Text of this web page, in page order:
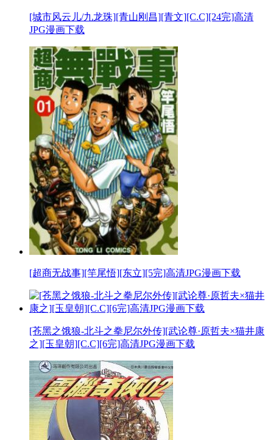
[城市风云儿/九龙珠][青山刚昌][青文][C.C][24完]高清
JPG漫画下载
[超商无战事][竿尾悟][东立][5完]高清JPG漫画下载
[苍黑之饿狼-北斗之拳尼尔外传][武论尊·原哲夫×猫井康
之][玉皇朝][C.C][6完]高清JPG漫画下载